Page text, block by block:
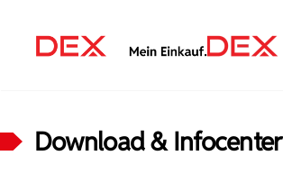
Zum Hauptinhalt springen
Download & Infocenter